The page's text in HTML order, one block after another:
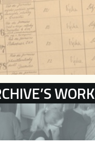
WORK